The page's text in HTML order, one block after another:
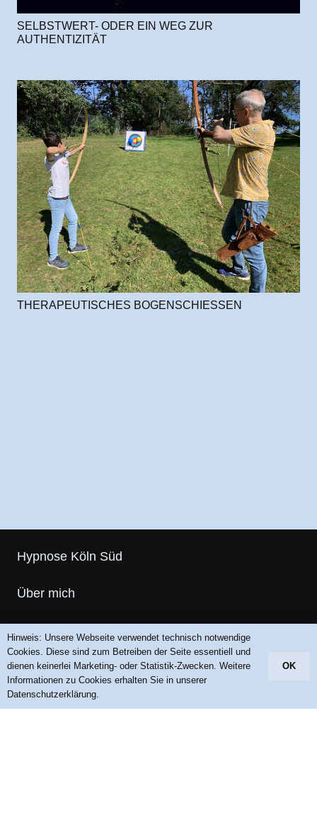
SELBSTWERT- ODER EIN WEG ZUR
AUTHENTIZITÄT
THERAPEUTISCHES BOGENSCHIESSEN
Hypnose Köln Süd
Über mich
Ablauf einer Hypnosesitzung
Anwendungsgebiete
Hinweis: Unsere Webseite verwendet technisch notwendige
Cookies. Diese sind zum Betreiben der Seite essentiell und
dienen keinerlei Marketing- oder Statistik-Zwecken. Weitere
Informationen zu Cookies erhalten Sie in unserer
Datenschutzerklärung.
OK